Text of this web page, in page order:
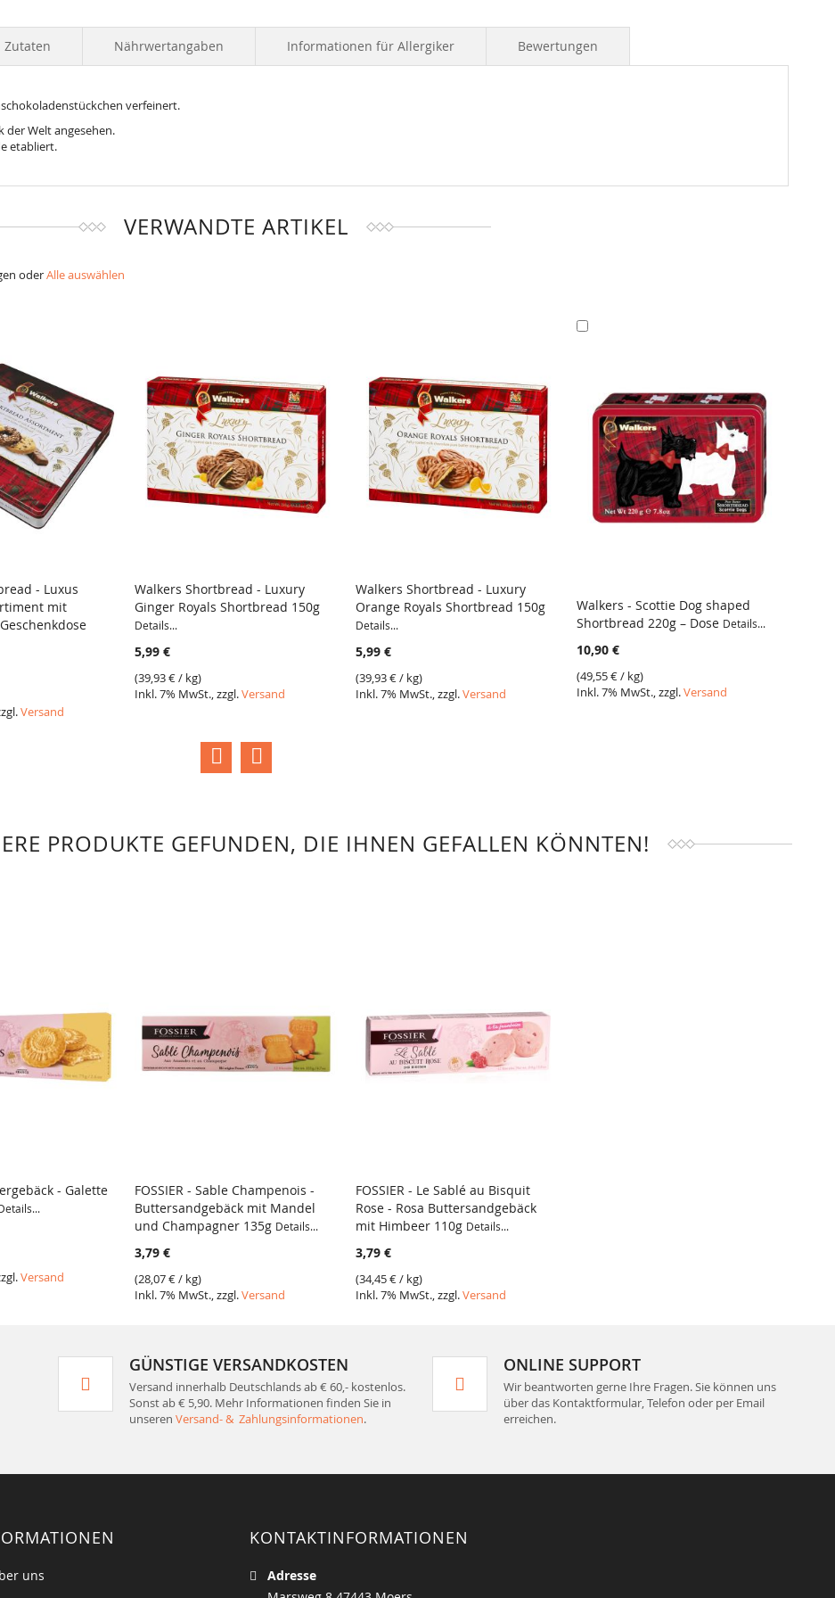
verfeinert.
der Welt angesehen.
etabliert.
Zutaten Nährwertangaben Informationen für Allergiker Bewertungen
VERWANDTE ARTIKEL
oderAlle auswählen
- Luxus
mit
Versand
VERGLEICH
Walkers Shortbread - Luxury
Ginger Royals Shortbread 150g
Details...
5,99 €
(39,93 €/ kg)
Inkl. 7% MwSt., zzgl.Versand
VERGLEICH
Walkers Shortbread - Luxury
Orange Royals Shortbread 150g
Details...
5,99 €
(39,93 €/ kg)
Inkl. 7% MwSt., zzgl.Versand
VERGLEICH
Walkers - Scottie Dog shaped
Shortbread 220g – Dose Details...
10,90 €
(49,55 €/ kg)
Inkl. 7% MwSt., zzgl.Versand
PRODUKTE GEFUNDEN, DIE IHNEN GEFALLEN KÖNNTEN!
- Galette
Versand
FOSSIER - Sable Champenois -
Buttersandgebäck mit Mandel
und Champagner 135g Details...
3,79 €
(28,07 €/ kg)
Inkl. 7% MwSt., zzgl.Versand
FOSSIER - Le Sablé au Bisquit
Rose - Rosa Buttersandgebäck
mit Himbeer 110g Details...
3,79 €
(34,45 €/ kg)
Inkl. 7% MwSt., zzgl.Versand
GÜNSTIGE VERSANDKOSTEN
Versand innerhalb Deutschlands ab € 60,- kostenlos.
Sonst ab € 5,90. Mehr Informationen finden Sie in
unseren Versand- & Zahlungsinformationen.
ONLINE SUPPORT
Wir beantworten gerne Ihre Fragen. Sie können uns
über das Kontaktformular, Telefon oder per Email
erreichen.
uns
KONTAKTINFORMATIONEN
Adresse